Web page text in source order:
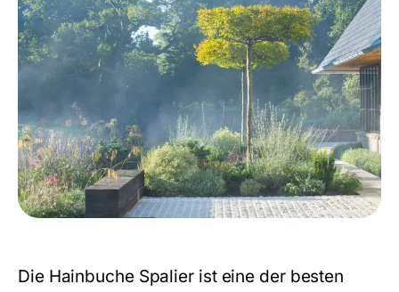
Die Hainbuche Spalier ist eine der besten